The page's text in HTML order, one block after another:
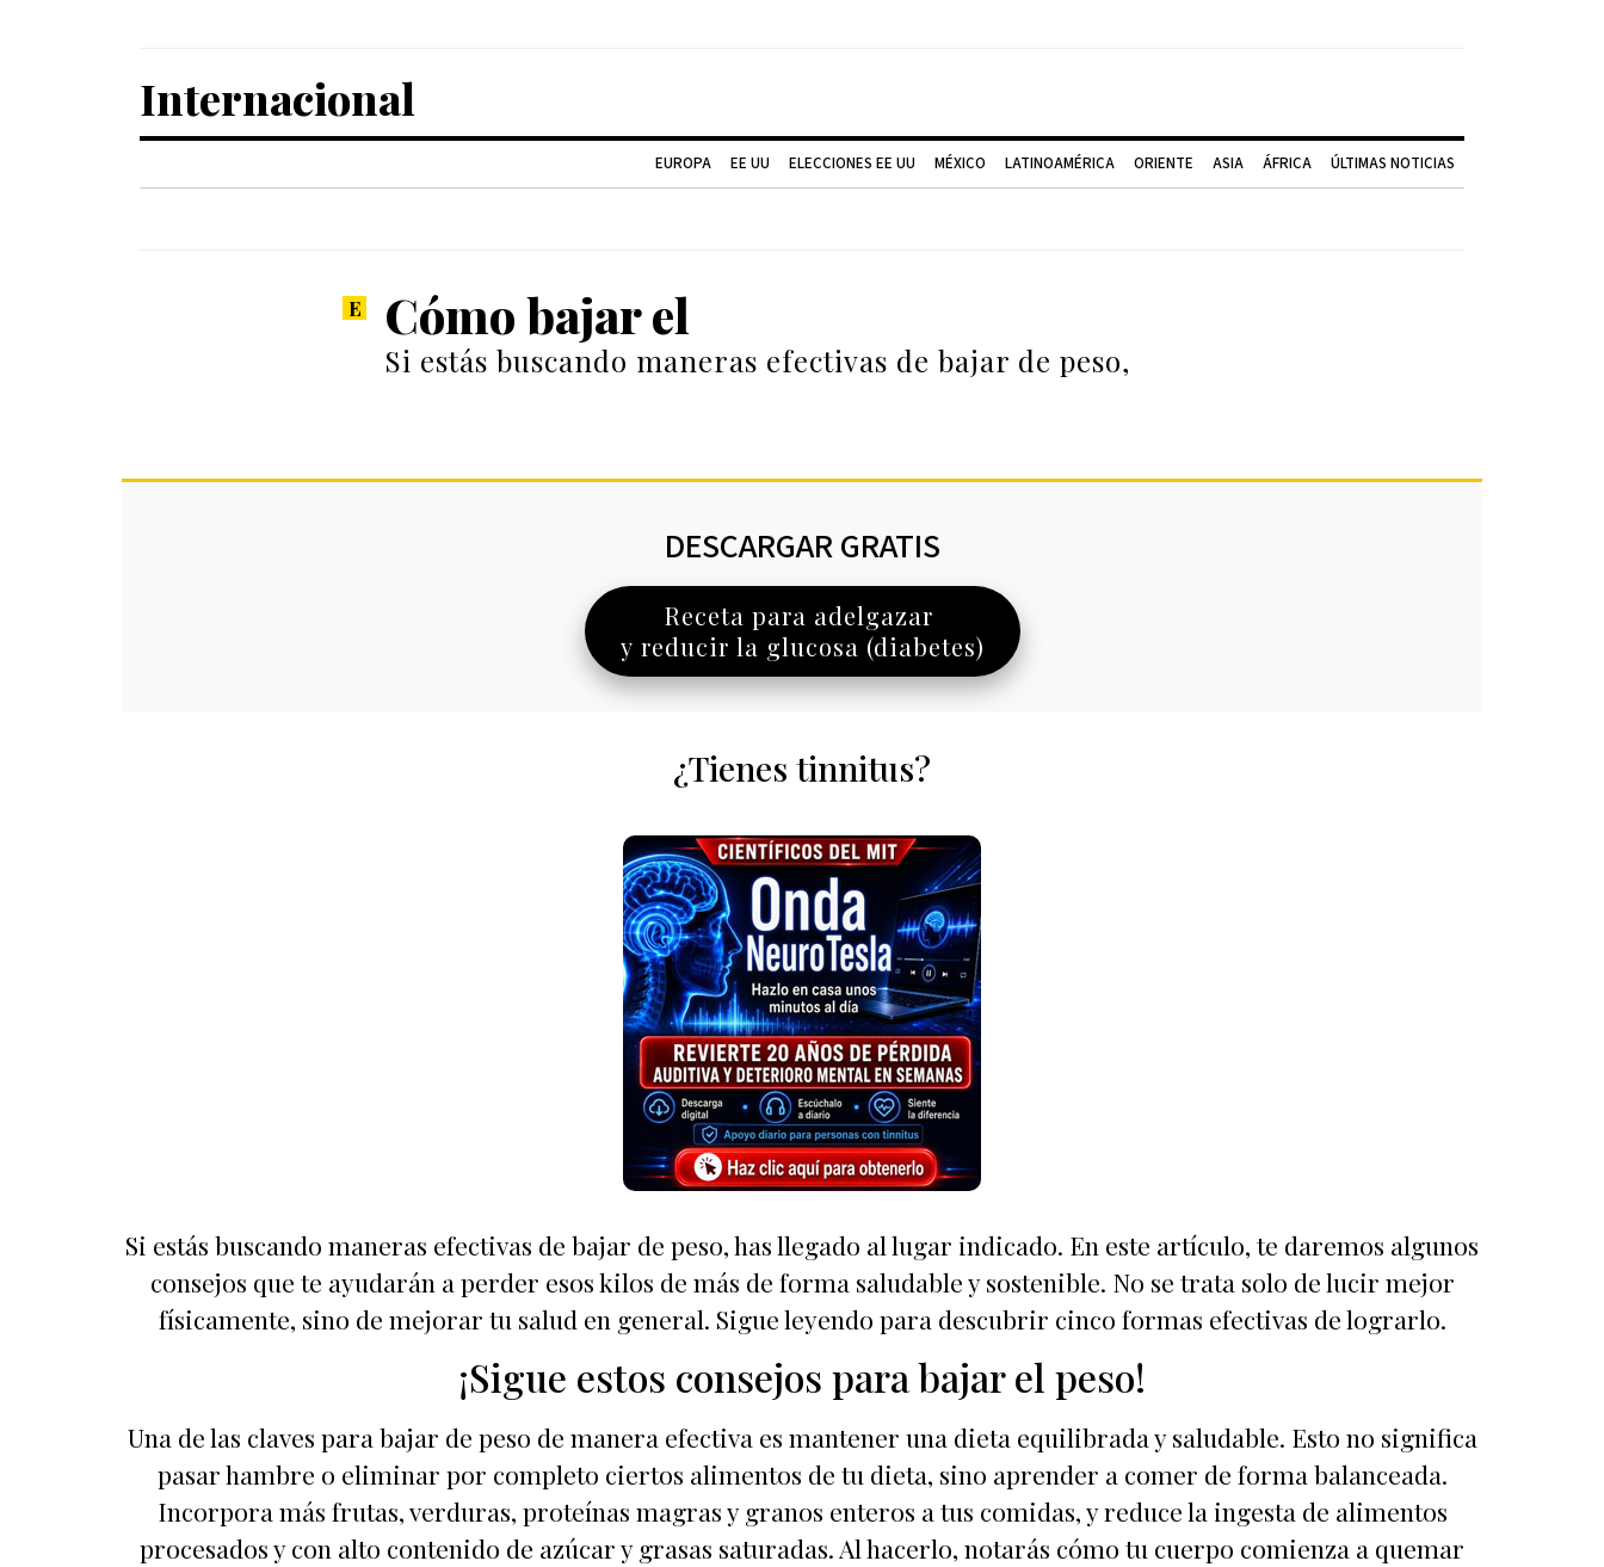
Internacional
EUROPA EE UU ELECCIONES EE UU MÉXICO LATINOAMÉRICA ORIENTE ASIA ÁFRICA ÚLTIMAS NOTICIAS
Cómo bajar el
Si estás buscando maneras efectivas de bajar de peso,
DESCARGAR GRATIS
Receta para adelgazar
y reducir la glucosa (diabetes)
¿Tienes tinnitus?
Si estás buscando maneras efectivas de bajar de peso, has llegado al lugar indicado. En este artículo, te daremos algunos
consejos que te ayudarán a perder esos kilos de más de forma saludable y sostenible. No se trata solo de lucir mejor
físicamente, sino de mejorar tu salud en general. Sigue leyendo para descubrir cinco formas efectivas de lograrlo.
¡Sigue estos consejos para bajar el peso!
Una de las claves para bajar de peso de manera efectiva es mantener una dieta equilibrada y saludable. Esto no significa
pasar hambre o eliminar por completo ciertos alimentos de tu dieta, sino aprender a comer de forma balanceada.
Incorpora más frutas, verduras, proteínas magras y granos enteros a tus comidas, y reduce la ingesta de alimentos
procesados y con alto contenido de azúcar y grasas saturadas. Al hacerlo, notarás cómo tu cuerpo comienza a quemar